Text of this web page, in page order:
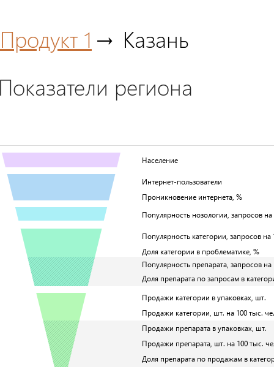
Продукт 1
Казань
региона
Население
Интернет-пользователи
Проникновение интернета, %
Популярность нозологии, запросов на
Популярность категории, запросов на
Доля категории в проблематике, %
Популярность препарата, запросов на
Доля препарата по запросам в
Продажи категории в упаковках, шт.
Продажи категории, шт. на 100 тыс.
Продажи препарата в упаковках, шт.
Продажи препарата, шт. на 100 тыс.
Доля препарата по продажам в